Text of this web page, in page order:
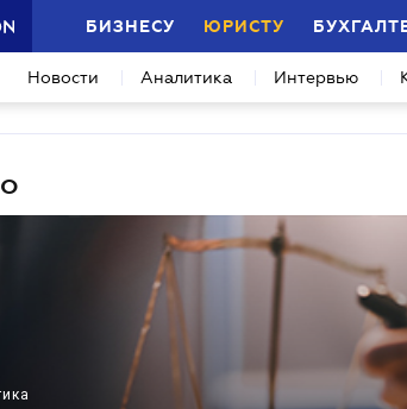
БИЗНЕСУ ЮРИСТУ
Новости Аналитика Интервью